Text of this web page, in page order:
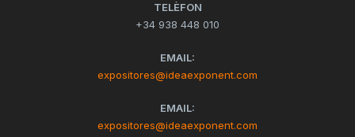
TELÈFON
+34 938 448 010
EMAIL:
expositores@ideaexponent.com
EMAIL:
expositores@ideaexponent.com